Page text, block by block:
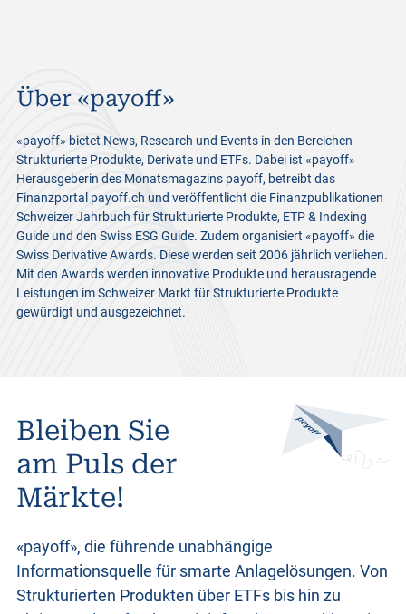
Über «payoff»
«payoff» bietet News, Research und Events in den Bereichen
Strukturierte Produkte, Derivate und ETFs. Dabei ist «payoff»
Herausgeberin des Monatsmagazins payoff, betreibt das
Finanzportal payoff.ch und veröffentlicht die Finanzpublikationen
Schweizer Jahrbuch für Strukturierte Produkte, ETP & Indexing
Guide und den Swiss ESG Guide. Zudem organisiert «payoff» die
Swiss Derivative Awards. Diese werden seit 2006 jährlich verliehen.
Mit den Awards werden innovative Produkte und herausragende
Leistungen im Schweizer Markt für Strukturierte Produkte
gewürdigt und ausgezeichnet.
Bleiben Sie
am Puls der
Märkte!
«payoff», die führende unabhängige
Informationsquelle für smarte Anlagelösungen. Von
Strukturierten Produkten über ETFs bis hin zu